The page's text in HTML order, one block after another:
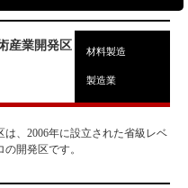
産業開発区 材料製造
製造業
は、2006年に設立された省級レベ
開発区です。